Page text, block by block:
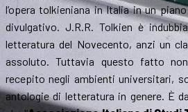
l’opera tolkieniana in Italia in un
divulgativo. J.R.R. Tolkien è
letteratura del Novecento, anzi un
assoluto. Tuttavia questo fatto
recepito negli ambienti universitari,
antologie di letteratura in genere. È